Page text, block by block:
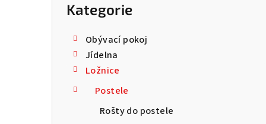
Přeskočit
kategorie
Kategorie
Obývací pokoj
Jídelna
Ložnice
Postele
Rošty do postele